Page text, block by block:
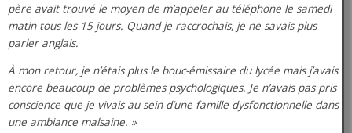
père avait trouvé le moyen de m’appeler au téléphone le samedi
matin tous les 15 jours. Quand je raccrochais, je ne savais plus
parler anglais.
À mon retour, je n’étais plus le bouc-émissaire du lycée mais j’avais
encore beaucoup de problèmes psychologiques. Je n’avais pas pris
conscience que je vivais au sein d’une famille dysfonctionnelle dans
une ambiance malsaine. »